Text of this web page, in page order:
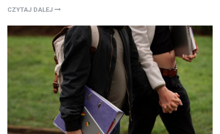
CZYTAJ DALEJ